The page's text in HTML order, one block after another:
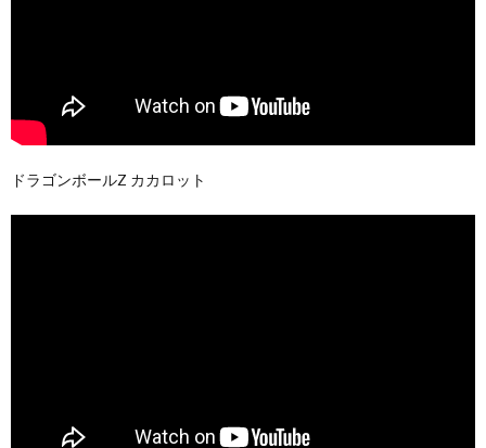
ドラゴンボールZ カカロット